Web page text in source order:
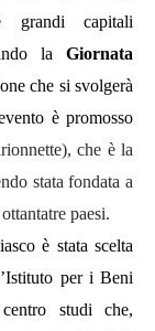
grandi capitali
la Giornata
che si svolgerà
è promosso
che è la
stata fondata a
paesi.
è stata scelta
per i Beni
studi che,